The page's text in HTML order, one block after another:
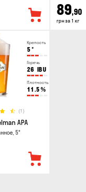
89,90
грн за 1 кг
Крепость
5 °
Горечь
26 IBU
Плотность
11.5 %
(1)
APA
5°